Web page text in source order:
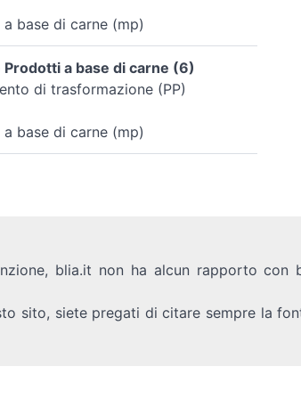
base di carne (mp)
Prodotti a base di carne (6)
di trasformazione (PP)
base di carne (mp)
blia.it non ha alcun rapporto con
sito, siete pregati di citare sempre la